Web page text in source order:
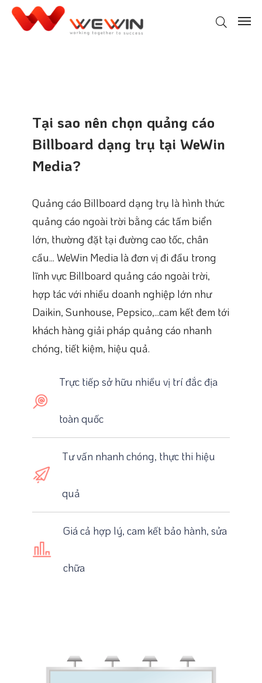
Tại sao nên chọn quảng cáo
Billboard dạng trụ tại WeWin
Media?
Quảng cáo Billboard dạng trụ là hình thức
quảng cáo ngoài trời bằng các tấm biển
lớn, thường đặt tại đường cao tốc, chân
cầu... WeWin Media là đơn vị đi đầu trong
lĩnh vực Billboard quảng cáo ngoài trời,
hợp tác với nhiều doanh nghiệp lớn như
Daikin, Sunhouse, Pepsico,...cam kết đem tới
khách hàng giải pháp quảng cáo nhanh
chóng, tiết kiệm, hiệu quả.
Trực tiếp sở hữu nhiều vị trí đắc địa
toàn quốc
Tư vấn nhanh chóng, thực thi hiệu
quả
Giá cả hợp lý, cam kết bảo hành, sửa
chữa